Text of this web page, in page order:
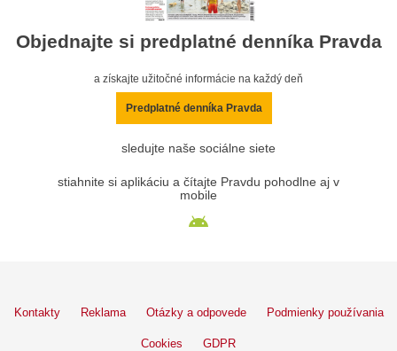
Objednajte si predplatné denníka Pravda
a získajte užitočné informácie na každý deň
Predplatné denníka Pravda
sledujte naše sociálne siete
stiahnite si aplikáciu a čítajte Pravdu pohodlne aj v
mobile
Kontakty Reklama Otázky a odpovede Podmienky používania
Cookies GDPR